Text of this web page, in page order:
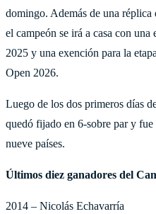
domingo. Además de una
el campeón se irá a casa con
2025 y una exención para la
Open 2026.
Luego de los dos primeros días
quedó fijado en 6-sobre par y
nueve países.
Últimos diez ganadores del
2014 – Nicolás Echavarría